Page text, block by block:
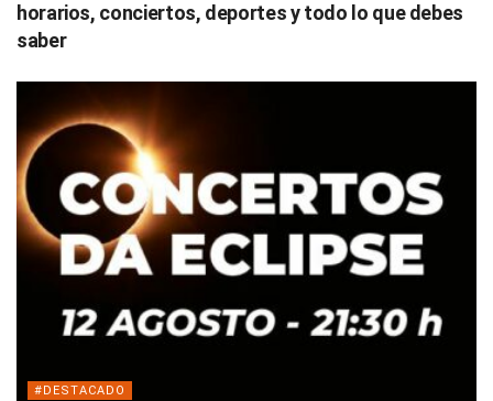
horarios, conciertos, deportes y todo lo que debes
saber
#DESTACADO